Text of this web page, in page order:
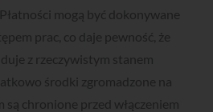
mogą być dokonywane
prac, co daje pewność, że
z rzeczywistym stanem
środki zgromadzone na
chronione przed włączeniem